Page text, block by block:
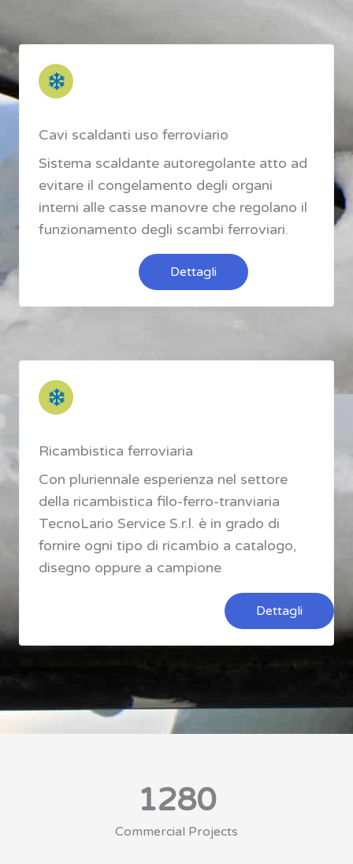
Cavi scaldanti uso ferroviario
Sistema scaldante autoregolante atto ad
evitare il congelamento degli organi
interni alle casse manovre che regolano il
funzionamento degli scambi ferroviari.
Dettagli
Ricambistica ferroviaria
Con pluriennale esperienza nel settore
della ricambistica filo-ferro-tranviaria
TecnoLario Service S.r.l. è in grado di
fornire ogni tipo di ricambio a catalogo,
disegno oppure a campione
Dettagli
1280
Commercial Projects